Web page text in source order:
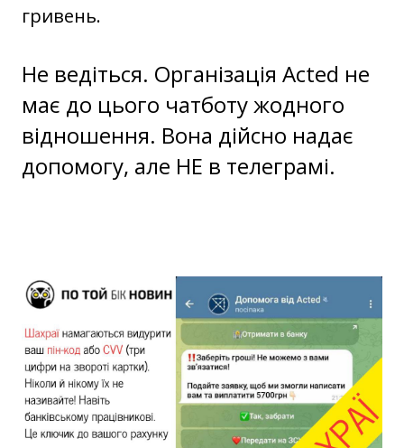
гривень.
Не ведіться. Організація Acted не
має до цього чатботу жодного
відношення. Вона дійсно надає
допомогу, але НЕ в телеграмі.